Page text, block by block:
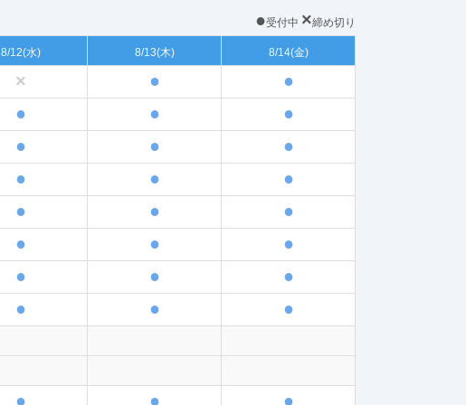
●受付中 ×締め切り
8/12(水) 8/13(木) 8/14(金)
× ● ●
● ● ●
● ● ●
● ● ●
● ● ●
● ● ●
● ● ●
● ● ●
● ● ●